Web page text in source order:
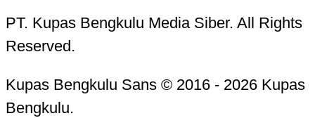
PT. Kupas Bengkulu Media Siber. All Rights
Reserved.
Kupas Bengkulu Sans © 2016 - 2026 Kupas
Bengkulu.